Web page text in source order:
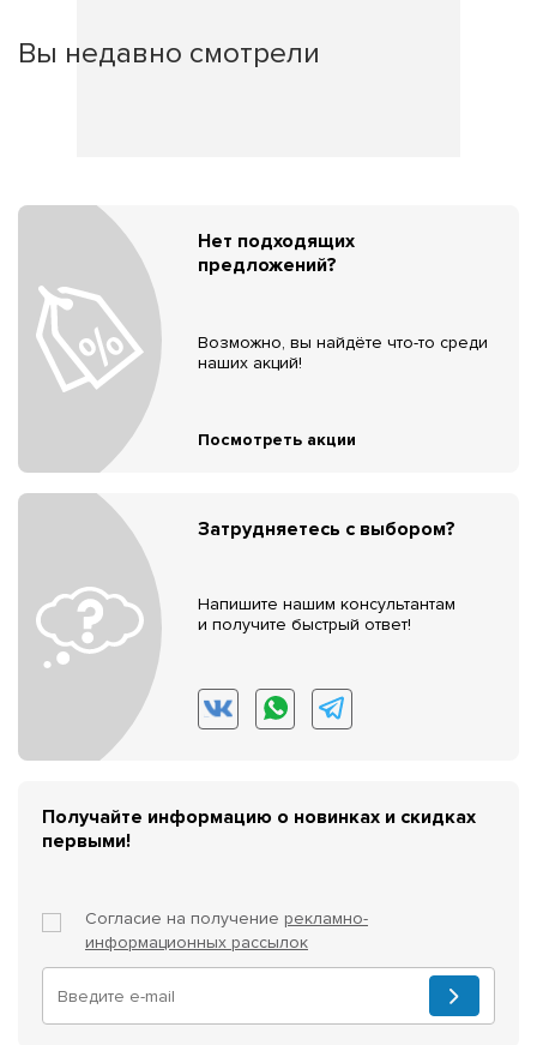
Вы недавно смотрели
Нет подходящих
предложений?
Возможно, вы найдёте что-то среди
наших акций!
Посмотреть акции
Затрудняетесь с выбором?
Напишите нашим консультантам
и получите быстрый ответ!
Получайте информацию о новинках и скидках
первыми!
Согласие на получение рекламно-
информационных рассылок